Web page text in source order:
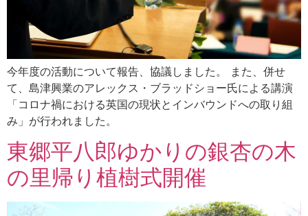
今年度の活動について報告、協議しました。 また、併せ
て、島津興業のアレックス・ブラッドショー氏による講演
「コロナ禍における英国の現状とインバウンドへの取り組
み」が行われました。
東郷平八郎ゆかりの銀杏の木
の里帰り植樹式開催